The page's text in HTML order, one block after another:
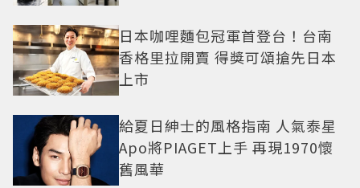
日本咖哩麵包冠軍首登台！台南
香格里拉開賣 得獎可頌搶先日本
上市
給夏日紳士的風格指南 人氣泰星
Apo將PIAGET上手 再現1970懷
舊風華